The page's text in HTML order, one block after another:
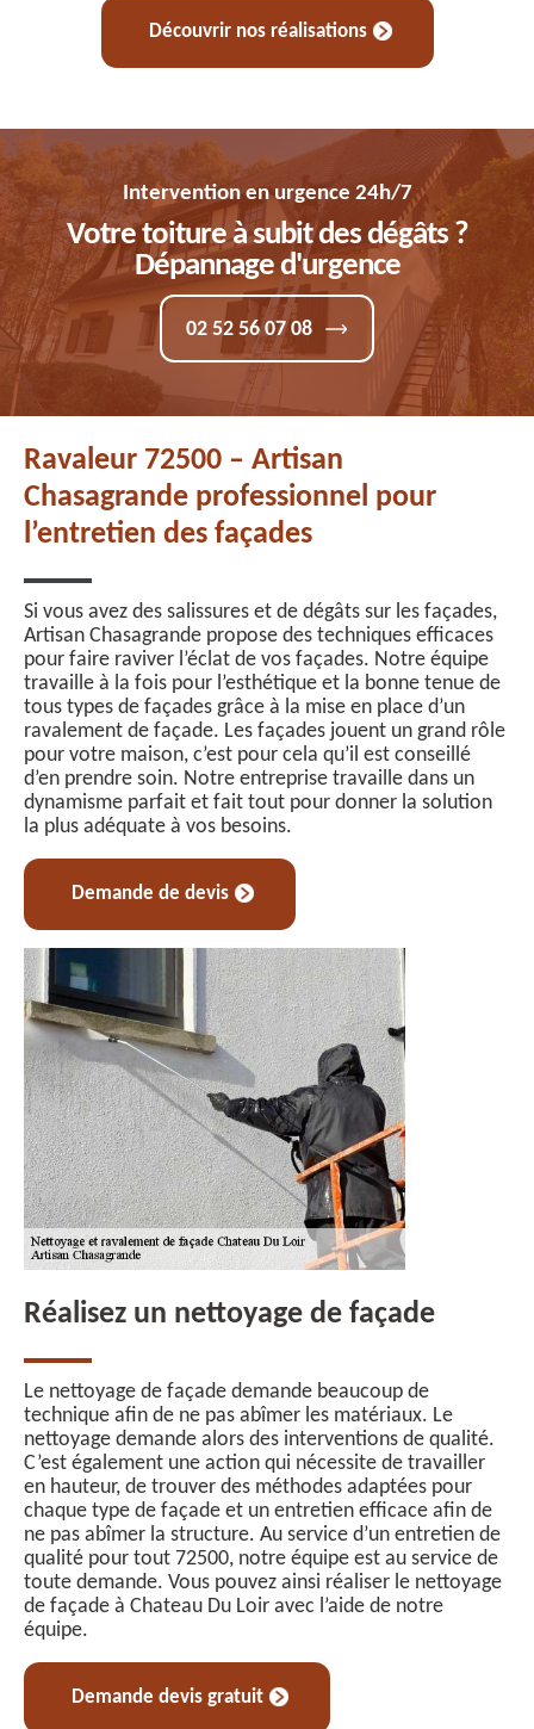
Découvrir nos réalisations
Intervention en urgence 24h/7
Votre toiture à subit des dégâts ?
Dépannage d'urgence
02 52 56 07 08
Ravaleur 72500 – Artisan
Chasagrande professionnel pour
l’entretien des façades
Si vous avez des salissures et de dégâts sur les façades,
Artisan Chasagrande propose des techniques efficaces
pour faire raviver l’éclat de vos façades. Notre équipe
travaille à la fois pour l’esthétique et la bonne tenue de
tous types de façades grâce à la mise en place d’un
ravalement de façade. Les façades jouent un grand rôle
pour votre maison, c’est pour cela qu’il est conseillé
d’en prendre soin. Notre entreprise travaille dans un
dynamisme parfait et fait tout pour donner la solution
la plus adéquate à vos besoins.
Demande de devis
Réalisez un nettoyage de façade
Le nettoyage de façade demande beaucoup de
technique afin de ne pas abîmer les matériaux. Le
nettoyage demande alors des interventions de qualité.
C’est également une action qui nécessite de travailler
en hauteur, de trouver des méthodes adaptées pour
chaque type de façade et un entretien efficace afin de
ne pas abîmer la structure. Au service d’un entretien de
qualité pour tout 72500, notre équipe est au service de
toute demande. Vous pouvez ainsi réaliser le nettoyage
de façade à Chateau Du Loir avec l’aide de notre
équipe.
Demande devis gratuit